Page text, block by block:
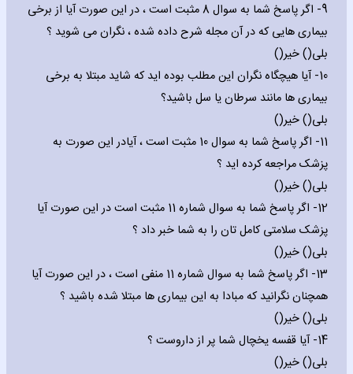
9- اگر پاسخ شما به سوال 8 مثبت است ، در این صورت آیا از برخی
بیماری هایی که در آن مجله شرح داده شده ، نگران می شوید ؟
بلی() خیر()
10- آیا هیچگاه نگران این مطلب بوده اید که شاید مبتلا به برخی
بیماری ها مانند سرطان یا سل باشید؟
بلی() خیر()
11- اگر پاسخ شما به سوال 10 مثبت است ، آیادر این صورت به
پزشک مراجعه کرده اید ؟
بلی() خیر()
12- اگر پاسخ شما به سوال شماره 11 مثبت است در این صورت آیا
پزشک سلامتی کامل تان را به شما خبر داد ؟
بلی() خیر()
13- اگر پاسخ شما به سوال شماره 11 منفی است ، در این صورت آیا
همچنان نگرانید که مبادا به این بیماری ها مبتلا شده باشید ؟
بلی() خیر()
14- آیا قفسه یخچال شما پر از داروست ؟
بلی() خیر()